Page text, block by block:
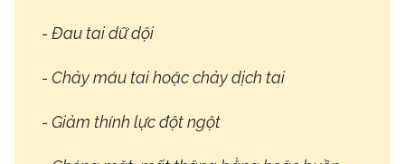
- Đau tai dữ dội
- Chảy máu tai hoặc chảy dịch tai
- Giảm thính lực đột ngột